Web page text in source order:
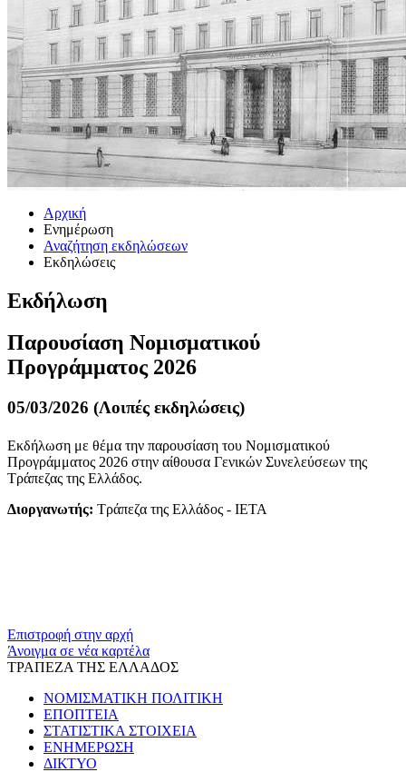
Αρχική
Ενημέρωση
Αναζήτηση εκδηλώσεων
Εκδηλώσεις
Εκδήλωση
Παρουσίαση Νομισματικού
Προγράμματος 2026
05/03/2026 (Λοιπές εκδηλώσεις)
Εκδήλωση με θέμα την παρουσίαση του Νομισματικού
Προγράμματος 2026 στην αίθουσα Γενικών Συνελεύσεων της
Τράπεζας της Ελλάδος.
Διοργανωτής: Τράπεζα της Ελλάδος - ΙΕΤΑ
Επιστροφή στην αρχή
Άνοιγμα σε νέα καρτέλα
ΤΡΑΠΕΖΑ ΤΗΣ ΕΛΛΑΔΟΣ
ΝΟΜΙΣΜΑΤΙΚΗ ΠΟΛΙΤΙΚΗ
ΕΠΟΠΤΕΙΑ
ΣΤΑΤΙΣΤΙΚΑ ΣΤΟΙΧΕΙΑ
ΕΝΗΜΕΡΩΣΗ
ΔΙΚΤΥΟ